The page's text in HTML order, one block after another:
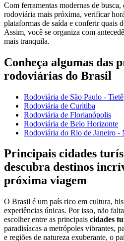
Com ferramentas modernas de
rodoviária mais próxima, verificar
plataformas de saída e conferir quais
Assim, você se organiza com
mais tranquila.
Conheça algumas das
rodoviárias do Brasil
Rodoviária de São Paulo - Tietê
Rodoviária de Curitiba
Rodoviária de Florianópolis
Rodoviária de Belo Horizonte
Rodoviária do Rio de Janeiro -
Principais cidades
descubra destinos
próxima viagem
O Brasil é um país rico em cultura,
experiências únicas. Por isso, não
escolher entre as principais cidades
paradisíacas a metrópoles vibrantes,
e regiões de natureza exuberante, o